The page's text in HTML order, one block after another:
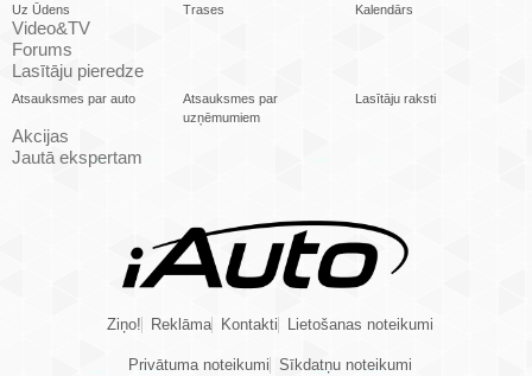
Uz Ūdens
Trases Kalendārs
Video&TV
Forums
Lasītāju pieredze
Atsauksmes par auto
Atsauksmes par
uzņēmumiem
Lasītāju raksti
Akcijas
Jautā ekspertam
Ziņo! Reklāma Kontakti Lietošanas noteikumi
Privātuma noteikumi Sīkdatņu noteikumi